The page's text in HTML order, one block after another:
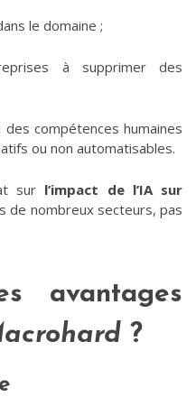
le domaine ;
à supprimer des
compétences humaines
ou non automatisables.
sur l’impact de l’IA sur
de nombreux secteurs, pas
avantages
?